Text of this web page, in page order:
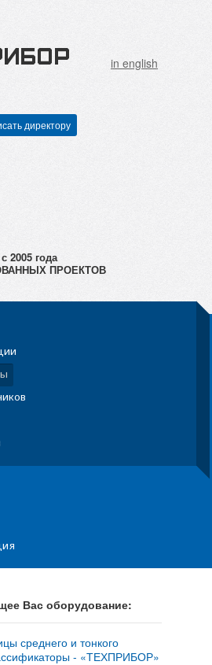
in english
директору
ПРОЕКТОВ
Вас оборудование:
среднего и тонкого
- «ТЕХПРИБОР»